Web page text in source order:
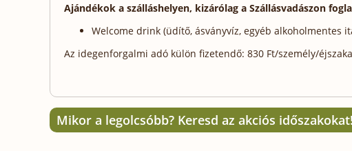
Ajándékok a szálláshelyen, kizárólag a Szállásvadászon
Welcome drink (üdítő, ásványvíz, egyéb alkoholmentes
Az idegenforgalmi adó külön fizetendő: 830 Ft/személy/
Mikor a legolcsóbb? Keresd az akciós időszakokat!